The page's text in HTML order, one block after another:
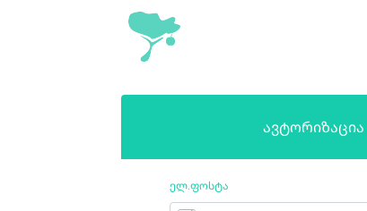
ავტორიზაცია
ელ.ფოსტა